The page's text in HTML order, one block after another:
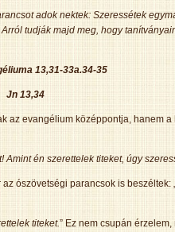
adok nektek: Szeressétek
tudják majd meg, hogy
13,31-33a.34-35
Jn 13,34
az evangélium középpontja, hanem a
én szerettelek titeket, úgy
ószövetségi parancsok is beszéltek:
titeket.” Ez nem csupán